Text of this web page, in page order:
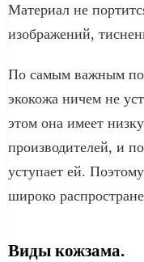
Материал не
изображений,
По самым важным
экокожа ничем не
этом она имеет
производителей, и
уступает ей.
широко
Виды кожзама.